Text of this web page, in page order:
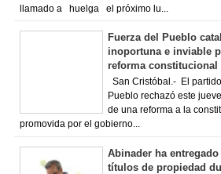
llamado a huelga el próximo lu...
Fuerza del Pueblo
inoportuna e inviable
reforma constitucional
San Cristóbal.- El
Pueblo rechazó este
de una reforma a la
promovida por el gobierno...
Abinader ha entregado
títulos de propiedad